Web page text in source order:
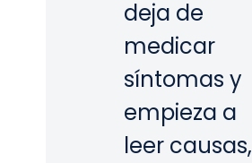
deja de
medicar
síntomas y
empieza a
leer causas,